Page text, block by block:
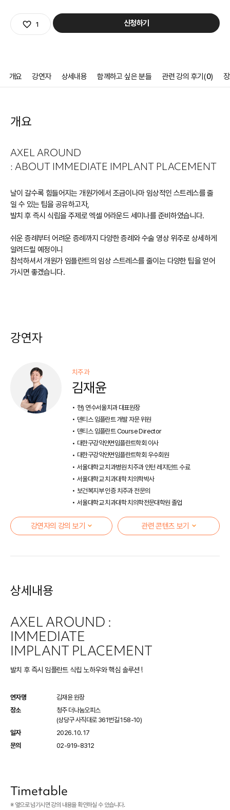
관심상품
1 신청하기
개요 강연자 상세내용 함께하고 싶은 분들 관련 강의 후기(0)
개요
AXEL AROUND
: ABOUT IMMEDIATE IMPLANT PLACEMENT
날이 갈수록 힘들어지는 개원가에서 조금이나마 임상적인 스트레스를 줄
일 수 있는 팁을 공유하고자,
발치 후 즉시 식립을 주제로 엑셀 어라운드 세미나를 준비하였습니다.
쉬운 증례부터 어려운 증례까지 다양한 증례와 수술 영상 위주로 상세하게
알려드릴 예정이니
참석하셔서 개원가 임플란트의 임상 스트레스를 줄이는 다양한 팁을 얻어
가시면 좋겠습니다.
강연자
치주과
김재윤
현) 연수서울치과 대표원장
덴티스 임플란트 개발 자문 위원
덴티스 임플란트 Course Director
대한구강악안면임플란트학회 이사
대한구강악안면임플란트학회 우수회원
서울대학교 치과병원 치주과 인턴 레지던트 수료
서울대학교 치과대학 치의학박사
보건복지부 인증 치주과 전문의
서울대학교 치과대학 치의학전문대학원 졸업
강연자의 강의 보기 관련 콘텐츠 보기
상세내용
AXEL AROUND :
IMMEDIATE
IMPLANT PLACEMENT
발치 후 즉시 임플란트 식립 노하우와 핵심 솔루션 !
연자명
김재윤 원장
장소
청주 더나눔오피스
(상당구 사직대로 361번길 158-10)
일자
2026. 10. 17
문의
02-919-8312
Timetable
※ 옆으로 넘기시면 강의 내용을 확인하실 수 있습니다.